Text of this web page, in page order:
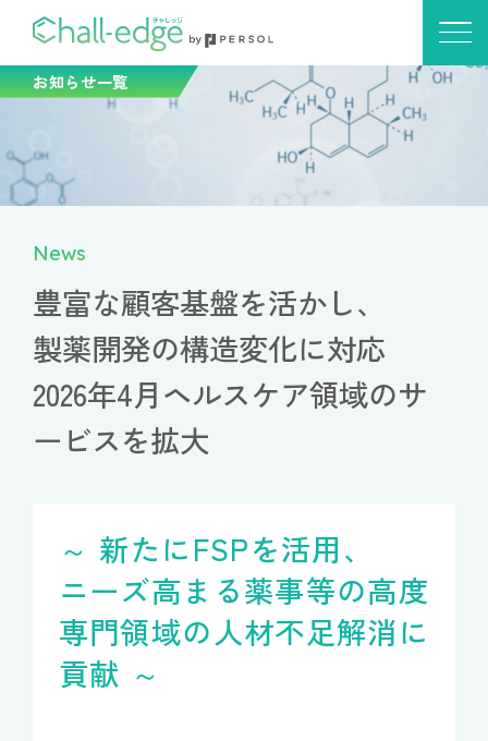
お知らせ一覧
News
豊富な顧客基盤を活かし、
製薬開発の構造変化に対応
2026年4月ヘルスケア領域のサ
ービスを拡大
～ 新たにFSPを活用、
ニーズ高まる薬事等の高度
専門領域の人材不足解消に
貢献 ～